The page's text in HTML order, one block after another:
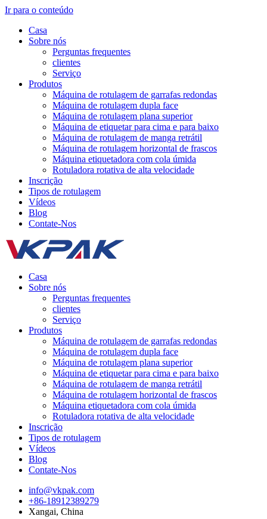
Ir para o conteúdo
Casa
Sobre nós
Perguntas frequentes
clientes
Serviço
Produtos
Máquina de rotulagem de garrafas redondas
Máquina de rotulagem dupla face
Máquina de rotulagem plana superior
Máquina de etiquetar para cima e para baixo
Máquina de rotulagem de manga retrátil
Máquina de rotulagem horizontal de frascos
Máquina etiquetadora com cola úmida
Rotuladora rotativa de alta velocidade
Inscrição
Tipos de rotulagem
Vídeos
Blog
Contate-Nos
Casa
Sobre nós
Perguntas frequentes
clientes
Serviço
Produtos
Máquina de rotulagem de garrafas redondas
Máquina de rotulagem dupla face
Máquina de rotulagem plana superior
Máquina de etiquetar para cima e para baixo
Máquina de rotulagem de manga retrátil
Máquina de rotulagem horizontal de frascos
Máquina etiquetadora com cola úmida
Rotuladora rotativa de alta velocidade
Inscrição
Tipos de rotulagem
Vídeos
Blog
Contate-Nos
info@vkpak.com
+86-18912389279
Xangai, China